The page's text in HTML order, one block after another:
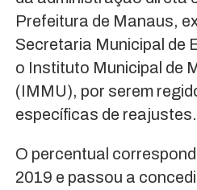
Prefeitura de Manaus,
Secretaria Municipal de
o Instituto Municipal de
(IMMU), por serem
específicas de reajustes.
O percentual
2019 e passou a